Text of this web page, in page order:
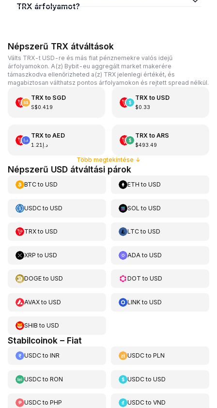
TRX árfolyamot?
Népszerű TRX átváltások
Válts TRX-t USD-re és más fiat pénznemekre valós idejű
árfolyamokon. A(z) Bybit-eu aggregált market makerére
támaszkodva ellenőrizheted a(z) TRX jelenlegi értékét, és
magabiztosan válthatsz pontos árfolyamokon és rejtett spread nélkül.
TRXto SGD
S$0.419
TRXto USD
$0.33
TRXto AED
د.إ1.21
TRXto ARS
$493.49
Több megtekintése ↓
Népszerű USD átváltási párok
BTCto USD ETH toUSD
USDCto USD SOL toUSD
TRXto USD LTCtoUSD
XRP to USD ADA toUSD
DOGEto USD DOT toUSD
AVAXto USD LINKtoUSD
SHIB to USD
Stabilcoinok – Fiat
USDCto INR USDCtoPLN
USDCto RON USDCtoUSD
USDCto PHP USDCtoVND